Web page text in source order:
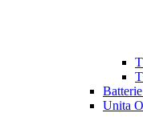
Unita